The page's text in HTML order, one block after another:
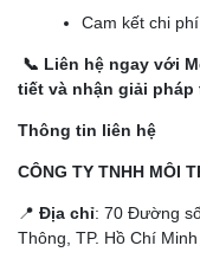
Cam kết chi
📞 Liên hệ ngay với
tiết và nhận giải
Thông tin liên hệ
CÔNG TY TNHH MÔI
📍 Địa chỉ: 70 Đường
Thông, TP. Hồ Chí Minh